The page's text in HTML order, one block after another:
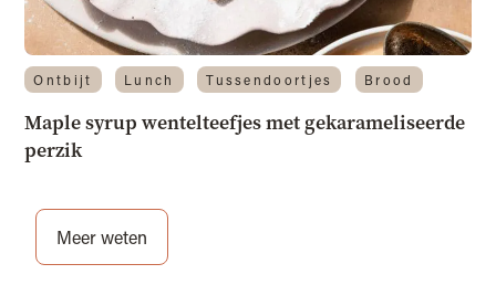
Ontbijt Lunch Tussendoortjes Brood
Maple syrup wentelteefjes met gekarameliseerde
perzik
Meer weten